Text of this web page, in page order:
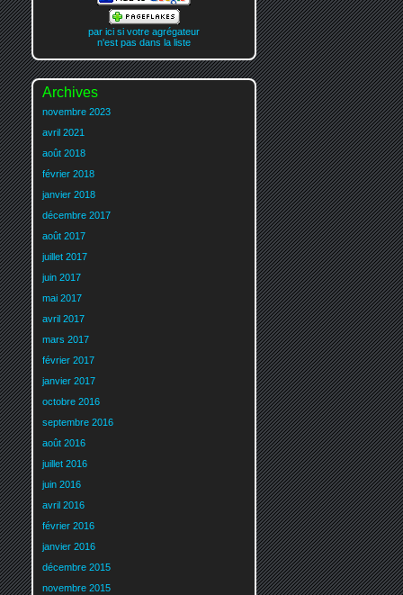
par ici si votre agrégateur
n'est pas dans la liste
Archives
novembre 2023
avril 2021
août 2018
février 2018
janvier 2018
décembre 2017
août 2017
juillet 2017
juin 2017
mai 2017
avril 2017
mars 2017
février 2017
janvier 2017
octobre 2016
septembre 2016
août 2016
juillet 2016
juin 2016
avril 2016
février 2016
janvier 2016
décembre 2015
novembre 2015